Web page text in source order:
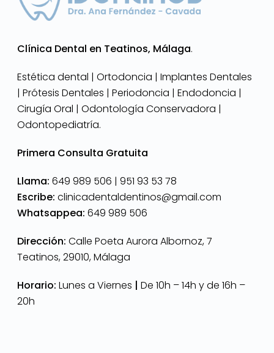
Clínica Dental en Teatinos, Málaga.
Estética dental | Ortodoncia | Implantes Dentales
| Prótesis Dentales | Periodoncia | Endodoncia |
Cirugía Oral | Odontología Conservadora |
Odontopediatría.
Primera Consulta Gratuita
Llama: 649 989 506 | 951 93 53 78
Escribe: clinicadentaldentinos@gmail.com
Whatsappea: 649 989 506
Dirección: Calle Poeta Aurora Albornoz, 7
Teatinos, 29010, Málaga
Horario: Lunes a Viernes | De 10h – 14h y de 16h –
20h